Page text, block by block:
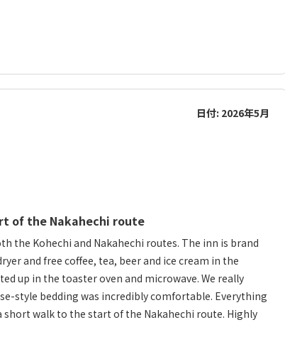
日付: 2026年5月
of the Nakahechi route
the Kohechi and Nakahechi routes. The inn is brand
and free coffee, tea, beer and ice cream in the
up in the toaster oven and microwave. We really
style bedding was incredibly comfortable. Everything
walk to the start of the Nakahechi route. Highly